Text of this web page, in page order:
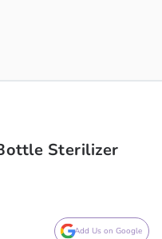
Sterilizer
Add Us on Google